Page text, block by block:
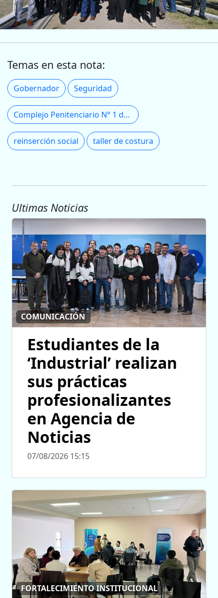
Temas en esta nota:
Gobernador Seguridad
Complejo Penitenciario N° 1 de la ciudad de San Luis
reinserción social taller de costura
Ultimas Noticias
COMUNICACIÓN
Estudiantes de la
‘Industrial’ realizan
sus prácticas
profesionalizantes
en Agencia de
Noticias
07/08/2026 15:15
FORTALECIMIENTO INSTITUCIONAL